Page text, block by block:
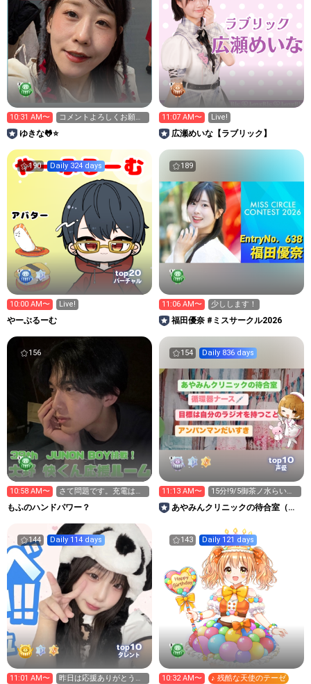
10:31 AM〜
コメントよろしくお願い
ゆきな🐸⭐️
11:07 AM〜 Live!
広瀬めいな【ラブリック】
190 Daily 324 days
top20
バーチャル
10:00 AM〜 Live!
やーぶるーむ
189
11:06 AM〜 少しします！
福田優奈 #ミスサークル2026
156
10:58 AM〜
さて問題です。充電は
何%でしょう
もふのハンドパワー？
154 Daily 836 days
top10
声優
11:13 AM〜
15分!9/5御茶ノ水らい
ぶ！
あやみんクリニックの待合室（看
144 Daily 114 days
top10
タレント
11:01 AM〜
昨日は応援ありがとうご
143 Daily 121 days
10:32 AM〜 ♪ 残酷な天使のテーゼ